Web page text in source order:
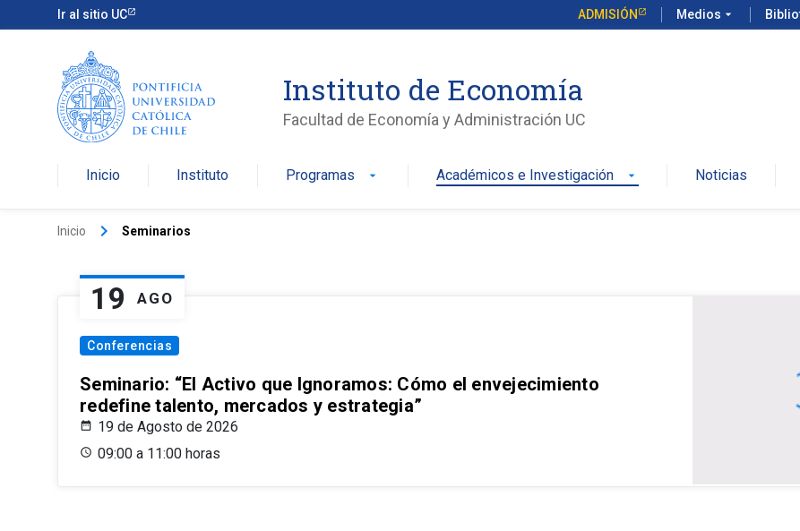
Ir al sitio UC ADMISIÓN Medios arrow_drop_down
Instituto de Economía
Facultad de Economía y Administración UC
Inicio Instituto Programas arrow_drop_down Académicos e Investigación arrow_drop_down Noticias
Inicio keyboard_arrow_right Seminarios
19 AGO
Conferencias
Seminario: “El Activo que Ignoramos: Cómo el envejecimiento
redefine talento, mercados y estrategia”
19 de Agosto de 2026
09:00 a 11:00 horas